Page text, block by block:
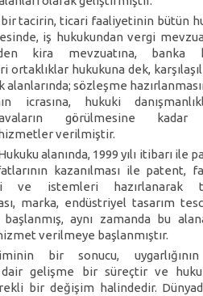
tacirin, ticari faaliyetinin bütün
iş hukukundan vergi
kira mevzuatına, banka
hukukuna dek,
sözleşme
icrasına, hukuki
görülmesine
verilmiştir.
alanında, 1999 yılı itibarı ile
kazanılması ile patent,
ve istemleri hazırlanarak
marka, endüstriyel tasarım
aynı zamanda bu
verilmeye başlanmıştır.
bir sonucu,
dair gelişme bir süreçtir ve
bir değişim halindedir.